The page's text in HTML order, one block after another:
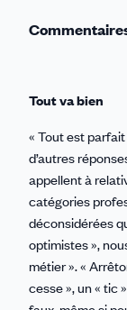
Tout va bien
« Tout est
d’autres
appellent à
catégories
déconsidérées
optimistes »,
métier ». «
cesse », un « tic